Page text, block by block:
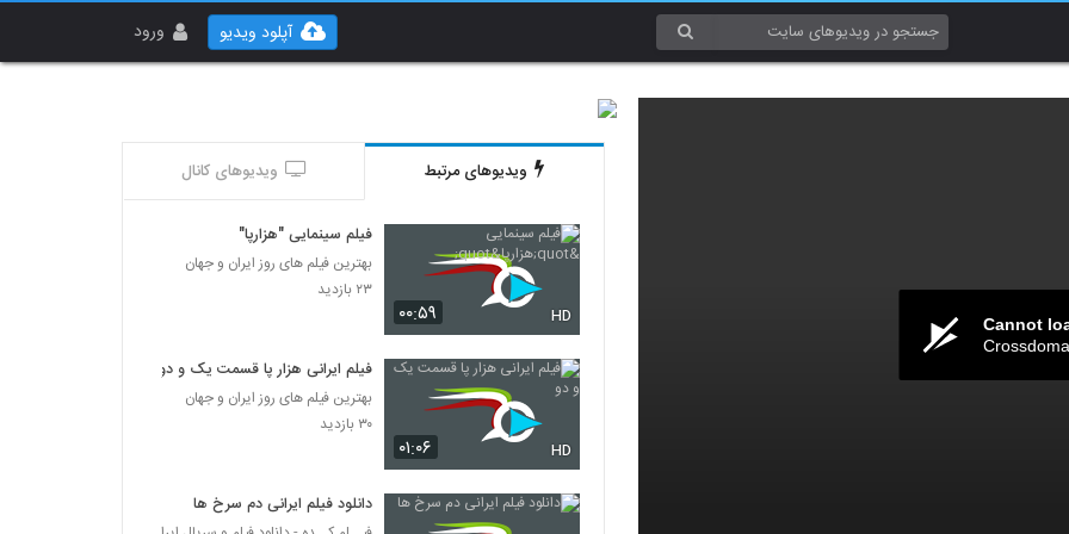
ورود آپلود ویدیو
Cannot
ویدیوهای مرتبط ویدیوهای کانال
۰۰:۵۹ HD
فیلم سینمایی "هزارپا"
بهترین فیلم های روز ایران و جهان
۲۳ بازدید
۰۱:۰۶ HD
فیلم ایرانی هزار پا قسمت یک و دو
بهترین فیلم های روز ایران و جهان
۳۰ بازدید
دانلود فیلم ایرانی دم سرخ ها